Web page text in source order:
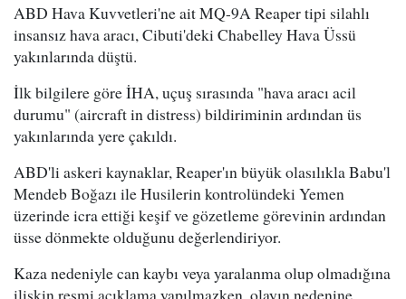
ABD Hava Kuvvetleri'ne ait MQ-9A Reaper tipi silahlı
insansız hava aracı, Cibuti'deki Chabelley Hava Üssü
yakınlarında düştü.
İlk bilgilere göre İHA, uçuş sırasında "hava aracı acil
durumu" (aircraft in distress) bildiriminin ardından üs
yakınlarında yere çakıldı.
ABD'li askeri kaynaklar, Reaper'ın büyük olasılıkla Babu'l
Mendeb Boğazı ile Husilerin kontrolündeki Yemen
üzerinde icra ettiği keşif ve gözetleme görevinin ardından
üsse dönmekte olduğunu değerlendiriyor.
Kaza nedeniyle can kaybı veya yaralanma olup olmadığına
ilişkin resmi açıklama yapılmazken, olayın nedenine